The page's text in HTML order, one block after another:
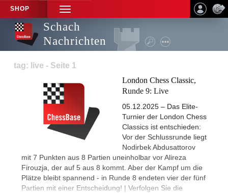
SHOP
TOGGLE
NAVIGATION
Schach
Nachrichten
tag: live - Seite 1
London Chess Classic,
Runde 9: Live
05.12.2025 – Das Elite-
Turnier der London Chess
Classics ist entschieden:
Vor der Schlussrunde liegt
Nodirbek Abdusattorov
mit 7 Punkten aus 8 Partien uneinholbar vor Alireza
Firouzja, der auf 5 aus 8 kommt. Aber der Kampf um die
Plätze bleibt spannend - in Runde 8 endeten vier der fünf
Partien mit einer Entscheidung! | Verfolgen Sie die